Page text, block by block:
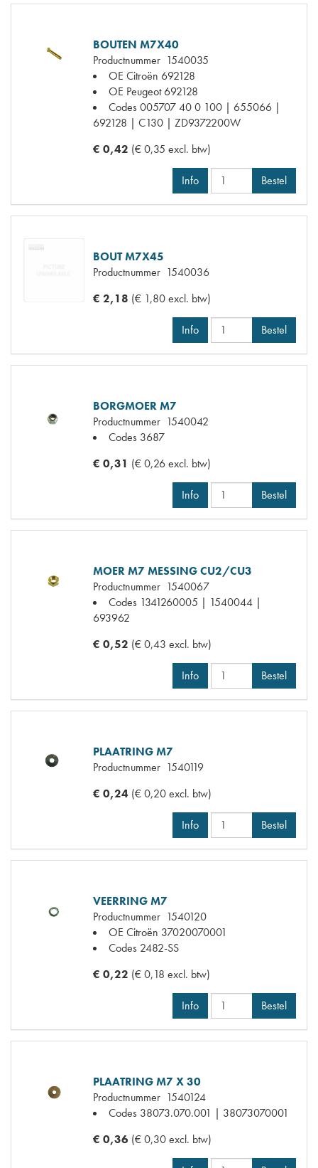
BOUTEN M7X40
Productnummer 1540035
OE Citroën 692128
OE Peugeot 692128
Codes005707 40 0 100 | 655066 |
692128 | C130 | ZD9372200W
€ 0,42 (€ 0,35 excl. btw)
Info Bestel
BOUT M7X45
Productnummer 1540036
€ 2,18 (€ 1,80 excl. btw)
Info Bestel
BORGMOER M7
Productnummer 1540042
Codes 3687
€ 0,31 (€ 0,26 excl. btw)
Info Bestel
MOER M7 MESSING CU2/CU3
Productnummer 1540067
Codes 1341260005 | 1540044 |
693962
€ 0,52 (€ 0,43 excl. btw)
Info Bestel
PLAATRING M7
Productnummer 1540119
€ 0,24 (€ 0,20 excl. btw)
Info Bestel
VEERRING M7
Productnummer 1540120
OE Citroën 37020070001
Codes 2482-SS
€ 0,22 (€ 0,18 excl. btw)
Info Bestel
PLAATRING M7 X 30
Productnummer 1540124
Codes 38073.070.001 | 38073070001
€ 0,36 (€ 0,30 excl. btw)